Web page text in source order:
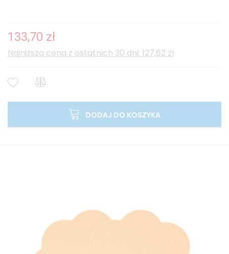
133,70 zł
Najniższa cena z ostatnich 30 dni: 127,62 zł
DODAJ DO KOSZYKA